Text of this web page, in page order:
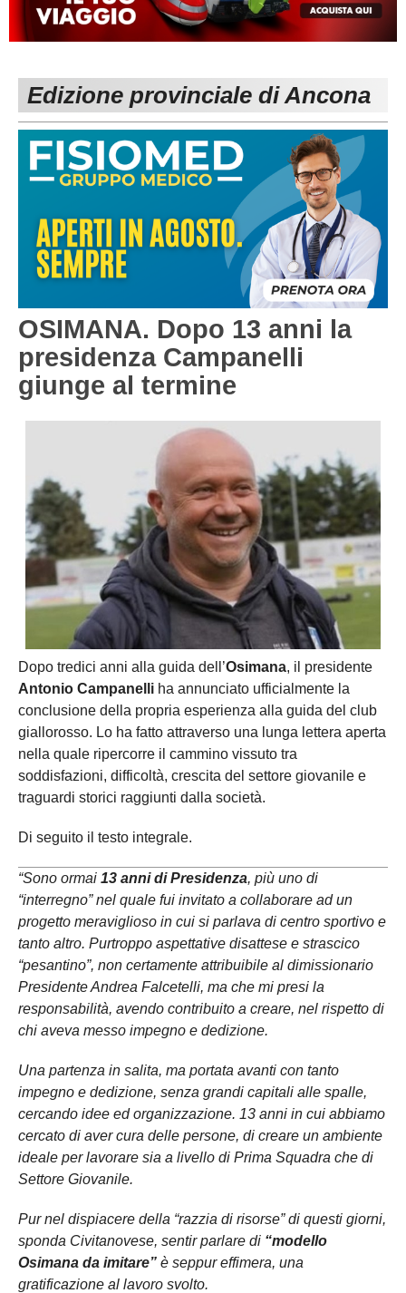
MACERATA
Carica la tua Rosa
ECCELLENZA
1^ CATEGORIA
2^ CATEGORIA
3^ CATEGORIA
REGIONALI
Edizione provinciale di Ancona
OSIMANA. Dopo 13 anni la
presidenza Campanelli
giunge al termine
Dopo tredici anni alla guida dell’Osimana, il presidente
Antonio Campanelli ha annunciato ufficialmente la
conclusione della propria esperienza alla guida del club
giallorosso. Lo ha fatto attraverso una lunga lettera aperta
nella quale ripercorre il cammino vissuto tra
soddisfazioni, difficoltà, crescita del settore giovanile e
traguardi storici raggiunti dalla società.
Di seguito il testo integrale.
“Sono ormai 13 anni di Presidenza, più uno di
“interregno” nel quale fui invitato a collaborare ad un
progetto meraviglioso in cui si parlava di centro sportivo e
tanto altro. Purtroppo aspettative disattese e strascico
“pesantino”, non certamente attribuibile al dimissionario
Presidente Andrea Falcetelli, ma che mi presi la
responsabilità, avendo contribuito a creare, nel rispetto di
chi aveva messo impegno e dedizione.
Una partenza in salita, ma portata avanti con tanto
impegno e dedizione, senza grandi capitali alle spalle,
cercando idee ed organizzazione. 13 anni in cui abbiamo
cercato di aver cura delle persone, di creare un ambiente
ideale per lavorare sia a livello di Prima Squadra che di
Settore Giovanile.
Pur nel dispiacere della “razzia di risorse” di questi giorni,
sponda Civitanovese, sentir parlare di “modello
Osimana da imitare” è seppur effimera, una
gratificazione al lavoro svolto.